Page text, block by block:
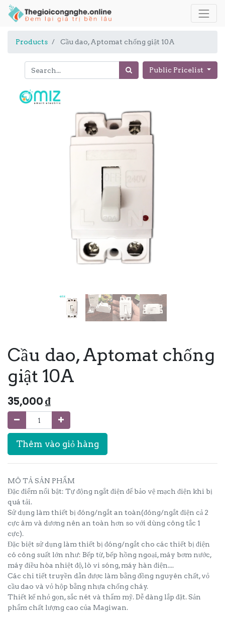
Products Cầu dao, Aptomat chống giật 10A
Public Pricelist
Cầu dao, Aptomat chống
giật 10A
35,000 ₫
Thêm vào giỏ hàng
MÔ TẢ SẢN PHẨM
Đặc điểm nổi bật: Tự động ngắt điện để bảo vệ mạch điện khi bị
quá tải.
Sử dụng làm thiết bị đóng/ngắt an toàn(đóng/ngắt điện cả 2
cực âm và dương nên an toàn hơn so với dùng công tắc 1
cực).
Đặc biệt sử dụng làm thiết bị đóng/ngắt cho các thiết bị điện
có công suất lớn như: Bếp từ, bếp hồng ngoại, máy bơm nước,
máy điều hòa nhiệt độ, lò vi sóng, máy hàn điện....
Các chi tiết truyền dẫn được làm bằng đồng nguyên chất, vỏ
cầu dao và vỏ hộp bằng nhựa chống cháy.
Thiết kế nhỏ gọn, sắc nét và thẩm mỹ. Dễ dàng lắp đặt. Sản
phẩm chất lượng cao của Magiwan.